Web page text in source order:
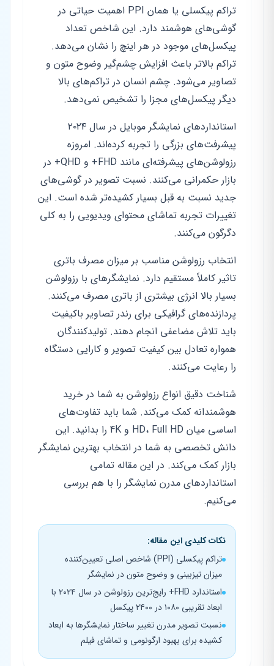
تراکم پیکسلی یا همان PPI اهمیت حیاتی در
گوشی‌های هوشمند دارد. این شاخص تعداد
پیکسل‌های موجود در هر اینچ را نشان می‌دهد.
تراکم بالاتر باعث افزایش چشم‌گیر وضوح متون و
تصاویر می‌شود. چشم انسان در تراکم‌های بالا
دیگر پیکسل‌های مجزا را تشخیص نمی‌دهد.
استانداردهای نمایشگر موبایل در سال ۲۰۲۴
پیشرفت‌های بزرگی را تجربه کرده‌اند. امروزه
رزولوشن‌های پیشرفته‌ای مانند FHD+ و QHD+ در
بازار حکمرانی می‌کنند. نسبت تصویر در گوشی‌های
جدید نسبت به قبل بسیار کشیده‌تر شده است. این
تغییرات تجربه تماشای محتوای ویدیویی را به کلی
دگرگون می‌کنند.
انتخاب رزولوشن مناسب بر میزان مصرف باتری
تاثیر کاملاً مستقیم دارد. نمایشگرهای با رزولوشن
بسیار بالا انرژی بیشتری از باتری مصرف می‌کنند.
پردازنده‌های گرافیکی برای رندر تصاویر باکیفیت
باید تلاش مضاعفی انجام دهند. تولیدکنندگان
همواره تعادل بین کیفیت تصویر و کارایی دستگاه
را رعایت می‌کنند.
شناخت دقیق انواع رزولوشن به شما در خرید
هوشمندانه کمک می‌کند. شما باید تفاوت‌های
اساسی میان HD، Full HD و 4K را بدانید. این
دانش تخصصی به شما در انتخاب بهترین نمایشگر
بازار کمک می‌کند. در این مقاله تمامی
استانداردهای مدرن نمایشگر را با هم بررسی
می‌کنیم.
نکات کلیدی این مقاله:
تراکم پیکسلی (PPI) شاخص اصلی تعیین‌کننده
میزان تیزبینی و وضوح متون در نمایشگر
استاندارد FHD+ رایج‌ترین رزولوشن در سال ۲۰۲۴ با
ابعاد تقریبی ۱۰۸۰ در ۲۴۰۰ پیکسل
نسبت تصویر مدرن تغییر ساختار نمایشگرها به ابعاد
کشیده برای بهبود ارگونومی و تماشای فیلم